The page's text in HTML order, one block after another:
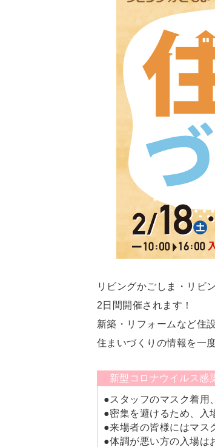
リビングかごしま・リビ
2日間開催されます！
新築・リフォームなど住
住まいづくりの情報を一
新型コロナウイルス感
●スタッフのマスク着用
●密集を避けるため、入
●来場者の皆様にはマス
●体調が悪い方の入場は